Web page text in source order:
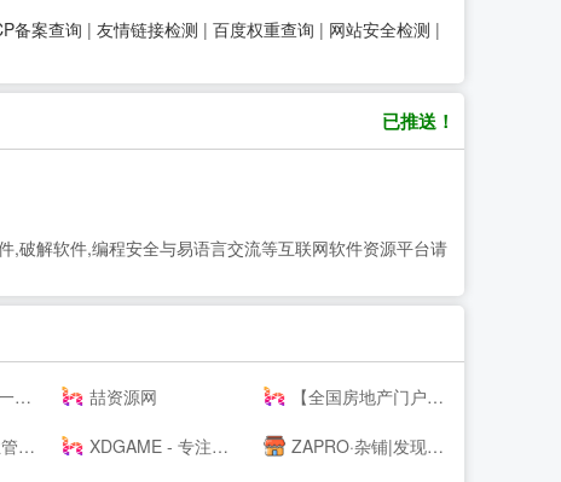
备案查询 | 友情链接检测 | 百度权重查询 | 网站安全检测 |
已推送！
破解软件,编程安全与易语言交流等互联网软件资源平台请
天气 喆资源网 【全国房地产门户|房地产网】-实播看房抢优惠-全国房天下
坛 XDGAME - 专注单机游戏试玩及正版推荐！ ZAPRO·杂铺|发现美好，分享快乐！